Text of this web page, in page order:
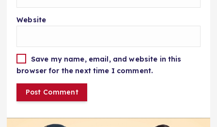
Website
Save my name, email, and website in this
browser for the next time I comment.